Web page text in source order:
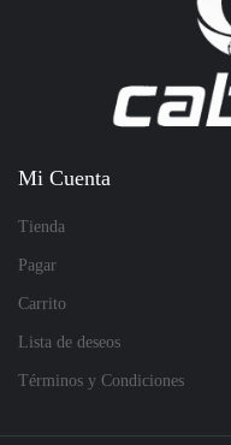
Mi Cuenta
Tienda
Pagar
Carrito
Lista de deseos
Términos y Condiciones